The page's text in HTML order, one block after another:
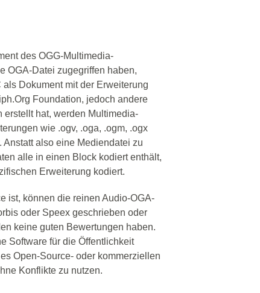
des OGG-Multimedia-
OGA-Datei zugegriffen haben,
Dokument mit der Erweiterung
Foundation, jedoch andere
erstellt hat, werden Multimedia-
wie .ogv, .oga, .ogm, .ogx
also eine Mediendatei zu
alle in einen Block kodiert enthält,
Erweiterung kodiert.
ist, können die reinen Audio-OGA-
oder Speex geschrieben oder
keine guten Bewertungen haben.
Software für die Öffentlichkeit
Open-Source- oder kommerziellen
Konflikte zu nutzen.